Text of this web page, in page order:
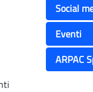
Social
Eventi
ARPAC